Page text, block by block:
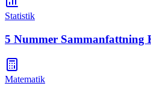
Statistik
5 Nummer Sammanfattning
Matematik